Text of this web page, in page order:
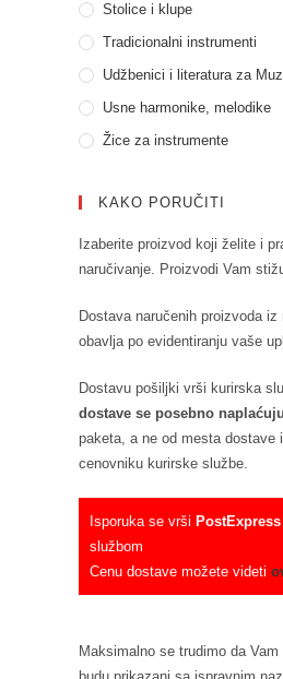
Stolice i klupe
Tradicionalni instrumenti
Udžbenici i literatura za
Usne harmonike, melodike
Žice za instrumente
KAKO PORUČITI
Izaberite proizvod koji želite i
naručivanje. Proizvodi Vam
Dostava naručenih proizvoda iz
obavlja po evidentiranju vaše
Dostavu pošiljki vrši kurirska
dostave se posebno naplaćuju
paketa, a ne od mesta dostave
cenovniku kurirske službe.
Isporuka se vrši PostExpress
službom
Cenu dostave možete videti
Maksimalno se trudimo da